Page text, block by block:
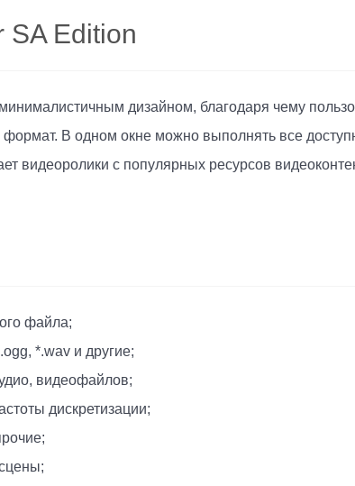
SA Edition
дизайном, благодаря чему
В одном окне можно выполнять все
видеоролики с популярных ресурсов
файла;
*.wav и другие;
видеофайлов;
дискретизации;